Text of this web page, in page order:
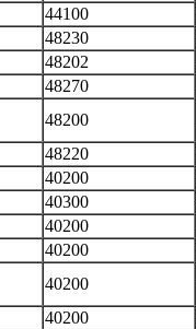
44100
48230
48202
48270
48200
48220
40200
40300
40200
40200
40200
40200